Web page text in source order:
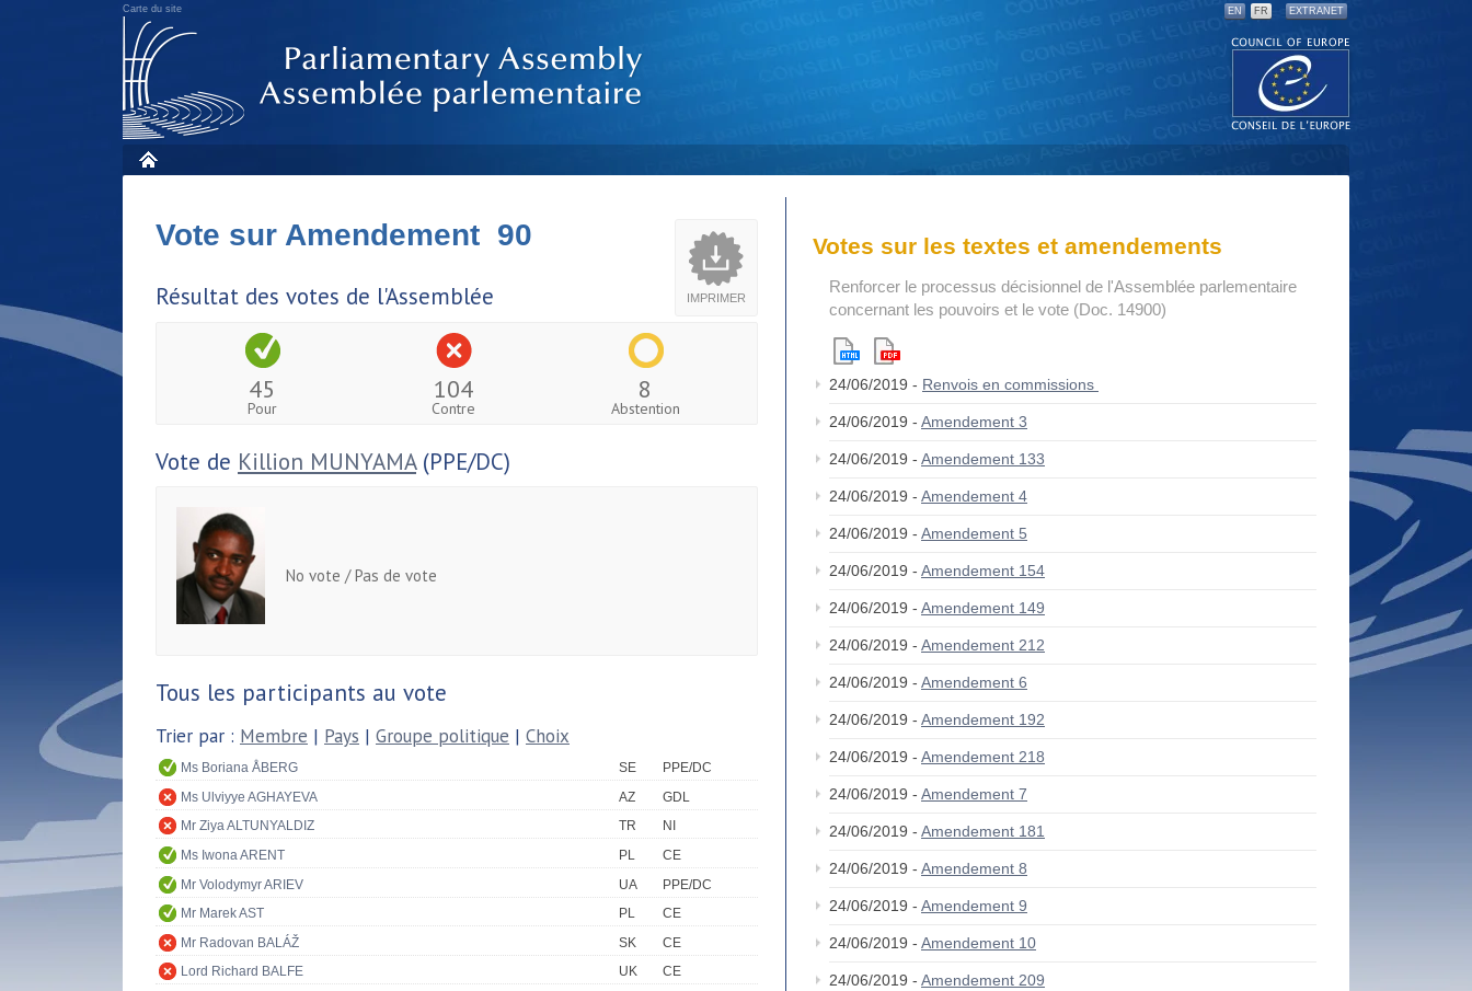
Carte du site EN FR EXTRANET
IMPRIMER
Vote sur Amendement 90
Résultat des votes de l'Assemblée
45
Pour
104
Contre
8
Abstention
Vote de Killion MUNYAMA(PPE/DC)
No vote / Pas de vote
Tous les participants au vote
Trier par : Membre | Pays | Groupe politique | Choix
Ms Boriana ÅBERG SE
PPE/DC
Ms Ulviyye AGHAYEVA
AZ
GDL
Mr Ziya ALTUNYALDIZ
TR
NI
Ms Iwona ARENT
PL
CE
Mr Volodymyr ARIEV
UA
PPE/DC
Mr Marek AST
PL
CE
Mr Radovan BALÁŽ
SK
CE
Lord Richard BALFE
UK
CE
Votes sur les textes et amendements
Renforcer le processus décisionnel de l'Assemblée parlementaire
concernant les pouvoirs et le vote (Doc. 14900)
24/06/2019 - Renvois en commissions
24/06/2019 - Amendement 3
24/06/2019 - Amendement 133
24/06/2019 - Amendement 4
24/06/2019 - Amendement 5
24/06/2019 - Amendement 154
24/06/2019 - Amendement 149
24/06/2019 - Amendement 212
24/06/2019 - Amendement 6
24/06/2019 - Amendement 192
24/06/2019 - Amendement 218
24/06/2019 - Amendement 7
24/06/2019 - Amendement 181
24/06/2019 - Amendement 8
24/06/2019 - Amendement 9
24/06/2019 - Amendement 10
24/06/2019 - Amendement 209